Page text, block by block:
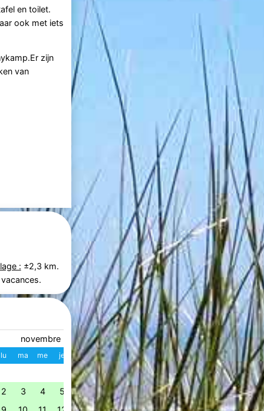
en toilet.
ook met iets
zijn
van
: ±2,3 km.
novembre 2026
lu ma me je ve sa di
1
2 3 4 5 6 7 8
décembre 2026
W lu ma me je ve
49 1 2 3 4 5
50 7 8 9 10 11
51